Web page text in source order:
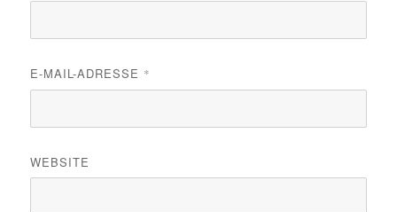
E-MAIL-ADRESSE *
WEBSITE